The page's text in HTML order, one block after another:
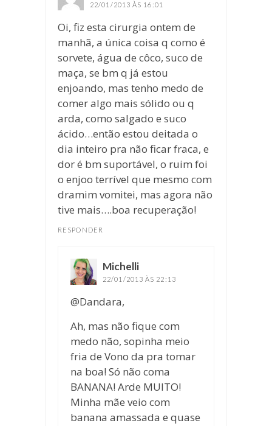
22/01/2013 ÀS 16:01
Oi, fiz esta cirurgia ontem de
manhã, a única coisa q como é
sorvete, água de côco, suco de
maça, se bm q já estou
enjoando, mas tenho medo de
comer algo mais sólido ou q
arda, como salgado e suco
ácido…então estou deitada o
dia inteiro pra não ficar fraca, e
dor é bm suportável, o ruim foi
o enjoo terrível que mesmo com
dramim vomitei, mas agora não
tive mais….boa recuperação!
RESPONDER
Michelli
22/01/2013 ÀS 22:13
@Dandara,
Ah, mas não fique com
medo não, sopinha meio
fria de Vono da pra tomar
na boa! Só não coma
BANANA! Arde MUITO!
Minha mãe veio com
banana amassada e quase